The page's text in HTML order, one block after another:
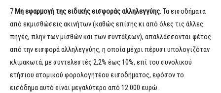
7 Μη εφαρμογή της ειδικής εισφοράς αλληλεγγύης. Τα εισοδήματα
από εκμισθώσεις ακινήτων (καθώς επίσης κι από όλες τις άλλες
πηγές, πλην των μισθών και των συντάξεων), απαλλάσσονται φέτος
από την εισφορά αλληλεγγύης, η οποία μέχρι πέρυσι υπολογιζόταν
κλιμακωτά, με συντελεστές 2,2% έως 10%, επί του συνολικού
ετήσιου ατομικού φορολογητέου εισοδήματος, εφόσον το
εισόδημα αυτό είναι μεγαλύτερο από 12.000 ευρώ.